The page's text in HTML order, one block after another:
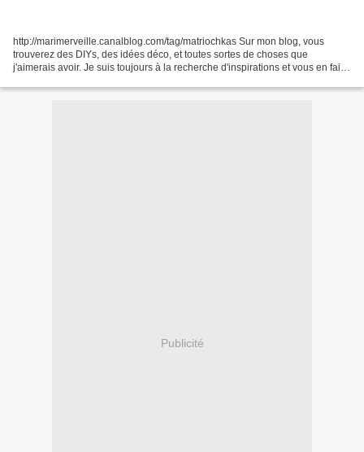
http://marimerveille.canalblog.com/tag/matriochkas Sur mon blog, vous
trouverez des DIYs, des idées déco, et toutes sortes de choses que
j'aimerais avoir. Je suis toujours à la recherche d'inspirations et vous en fais
Publicité